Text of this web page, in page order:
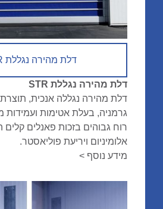
דלת מהירה נגללת STR
דלת מהירה נגללת STR
גרמניה, בעלת אטימות ועמידות
רוח גבוהים בזכות פאנלים
אלומיניום ויריעת פוליאסטר.
מידע נוסף >